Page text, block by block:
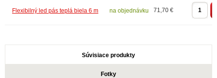
Flexibilný led pás teplá biela 6 m na objednávku 71,70 €
Súvisiace produkty
Fotky